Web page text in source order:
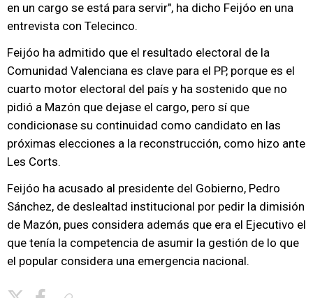
en un cargo se está para servir", ha dicho Feijóo en una
entrevista con Telecinco.
Feijóo ha admitido que el resultado electoral de la
Comunidad Valenciana es clave para el PP, porque es el
cuarto motor electoral del país y ha sostenido que no
pidió a Mazón que dejase el cargo, pero sí que
condicionase su continuidad como candidato en las
próximas elecciones a la reconstrucción, como hizo ante
Les Corts.
Feijóo ha acusado al presidente del Gobierno, Pedro
Sánchez, de deslealtad institucional por pedir la dimisión
de Mazón, pues considera además que era el Ejecutivo el
que tenía la competencia de asumir la gestión de lo que
el popular considera una emergencia nacional.